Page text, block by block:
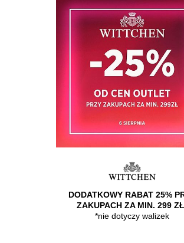
DODATKOWY RABAT 25%
ZAKUPACH ZA MIN. 299
*nie dotyczy walizek